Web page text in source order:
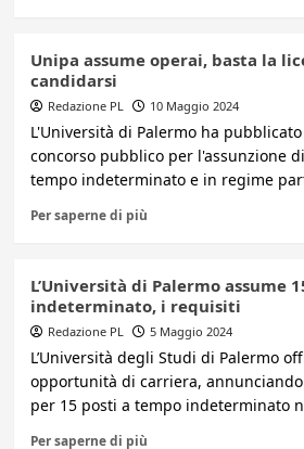
Unipa assume operai, basta la
candidarsi
Redazione PL 10 Maggio 2024
L'Università di Palermo ha
concorso pubblico per l'assunzione
tempo indeterminato e in regime
Per saperne di più
L’Università di Palermo assume
indeterminato, i requisiti
Redazione PL 5 Maggio 2024
L’Università degli Studi di Palermo
opportunità di carriera,
per 15 posti a tempo indeterminato
Per saperne di più